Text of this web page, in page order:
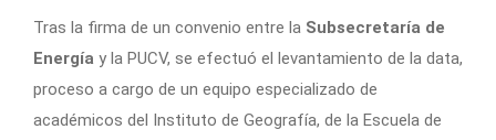
Tras la firma de un convenio entre la Subsecretaría de
Energía y la PUCV, se efectuó el levantamiento de la data,
proceso a cargo de un equipo especializado de
académicos del Instituto de Geografía, de la Escuela de